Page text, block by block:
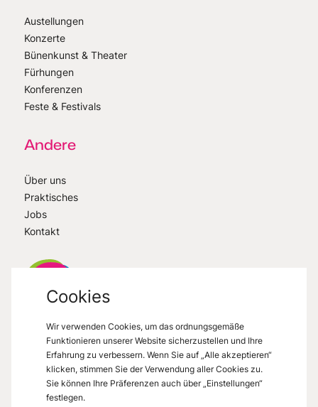
Austellungen
Konzerte
Bünenkunst & Theater
Fürhungen
Konferenzen
Feste & Festivals
Andere
Über uns
Praktisches
Jobs
Kontakt
VisitMons 2026- All right reserved
Grand Place 27, 7000 Mons
Cookies
Wir verwenden Cookies, um das ordnungsgemäße
Funktionieren unserer Website sicherzustellen und Ihre
Erfahrung zu verbessern. Wenn Sie auf „Alle akzeptieren“
klicken, stimmen Sie der Verwendung aller Cookies zu.
Sie können Ihre Präferenzen auch über „Einstellungen“
festlegen.